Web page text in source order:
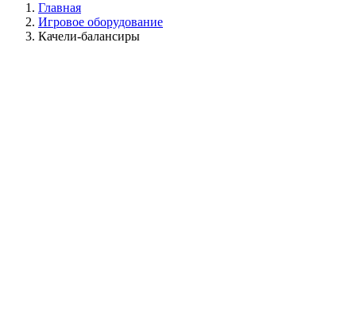
Главная
Игровое оборудование
Качели-балансиры